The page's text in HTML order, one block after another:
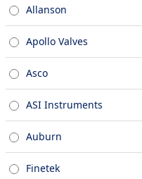
Allanson
Apollo Valves
Asco
ASI Instruments
Auburn
Finetek